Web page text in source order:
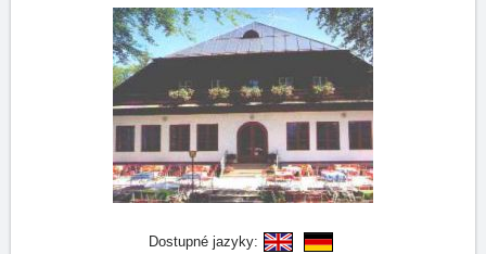
Dostupné jazyky: